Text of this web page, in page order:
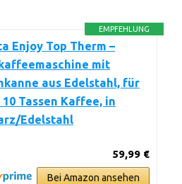
EMPFEHLUNG
Enjoy Top Therm –
mit
aus Edelstahl, für
10 Tassen Kaffee, in
Edelstahl
59,99 €
Bei Amazon ansehen